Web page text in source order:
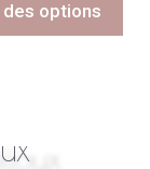
des options